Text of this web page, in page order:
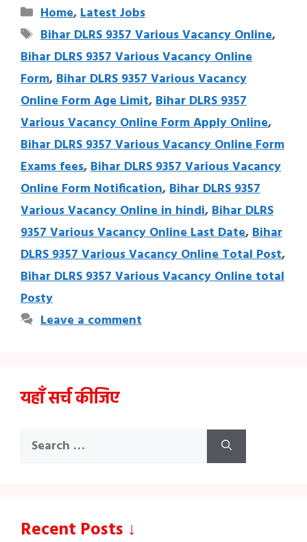
Categories
Home,Latest Jobs
Tags
Bihar DLRS 9357 Various Vacancy Online,
Bihar DLRS 9357 Various Vacancy Online
Form,Bihar DLRS 9357 Various Vacancy
Online Form Age Limit,Bihar DLRS 9357
Various Vacancy Online Form Apply Online,
Bihar DLRS 9357 Various Vacancy Online Form
Exams fees,Bihar DLRS 9357 Various Vacancy
Online Form Notification,Bihar DLRS 9357
Various Vacancy Online in hindi,Bihar DLRS
9357 Various Vacancy Online Last Date,Bihar
DLRS 9357 Various Vacancy Online Total Post,
Bihar DLRS 9357 Various Vacancy Online total
Posty
Leave a comment
यहाँ सर्च कीजिए
Search
Recent Posts ↓